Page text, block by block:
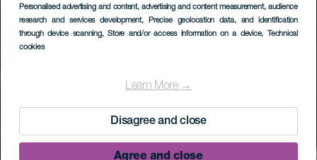
Personalised advertising and content, advertising and content measurement, audience
research and services development, Precise geolocation data, and identification
through device scanning, Store and/or access information on a device, Technical
cookies
Learn More →
Disagree and close
Agree and close